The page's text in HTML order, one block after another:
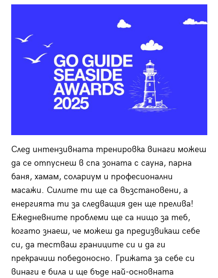
След интензивната тренировка винаги можеш
да се отпуснеш в спа зоната с сауна, парна
баня, хамам, солариум и професионални
масажи. Силите ти ще са възстановени, а
енергията ти за следващия ден ще прелива!
Ежедневните проблеми ще са нищо за теб,
когато знаеш, че можеш да предизвикаш себе
си, да тестваш границите си и да ги
прекрачиш победоносно. Грижата за себе си
винаги е била и ще бъде най-основната